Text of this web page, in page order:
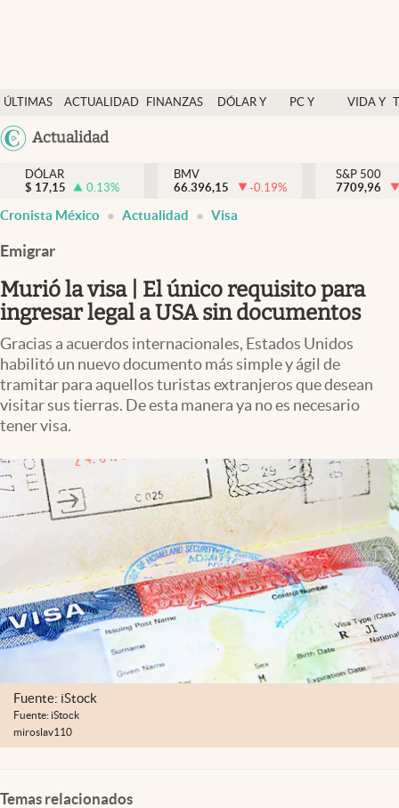
ÚLTIMAS
NOTICIAS
ACTUALIDAD
FINANZAS
DÓLAR Y
PC Y
VIDA Y
México
Actualidad
Actualidad
Finanzas y economía
Dólar y mercados
Pc y celular
Vida y estilo
Clima
Mediakit
abre en nueva pestaña
México
DÓLAR
$ 17,15 0.13%
BMV
66.396,15
-0.19%
S&P 500
7709,96
Cronista México Actualidad Visa
Emigrar
Murió la visa | El único requisito para
ingresar legal a USA sin documentos
Gracias a acuerdos internacionales, Estados Unidos
habilitó un nuevo documento más simple y ágil de
tramitar para aquellos turistas extranjeros que desean
visitar sus tierras. De esta manera ya no es necesario
tener visa.
Fuente: iStock
Fuente: iStock
miroslav110
Temas relacionados